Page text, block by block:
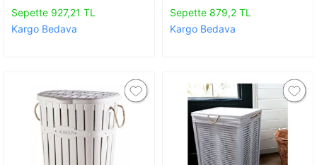
Sepette 927,21 TL
Kargo Bedava
Sepette 879,2 TL
Kargo Bedava